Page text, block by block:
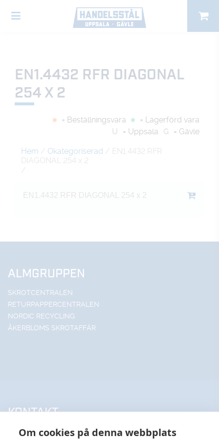
Om cookies på denna webbplats
EN1.4432 RFR DIAGONAL
254 X 2
= Beställningsvara
= Lagerförd vara
U
= Uppsala G = Gävle
Hem / Okategoriserad / EN1.4432 RFR
DIAGONAL 254 x 2
/
EN1.4432 RFR DIAGONAL 254 x 2
ALMGRUPPEN
SKROTCENTRALEN
RETURPAPPERCENTRALEN
NORDIC RECYCLING
ÅKERBLOMS SKROTAFFÄR
KONTAKT
UPPSALA HANDELSSTÅL AB